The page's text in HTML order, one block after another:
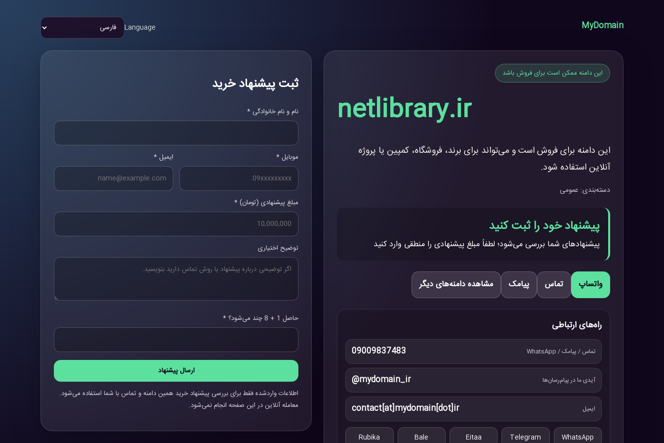
MyDomain
Language
این دامنه ممکن است برای فروش باشد
netlibrary.ir
این دامنه برای فروش است و می‌تواند برای برند، فروشگاه، کمپین یا پروژه
آنلاین استفاده شود.
دسته‌بندی: عمومی
پیشنهاد خود را ثبت کنید
پیشنهادهای شما بررسی می‌شود؛ لطفاً مبلغ پیشنهادی را منطقی وارد کنید
واتساپ تماس پیامک مشاهده دامنه‌های دیگر
راه‌های ارتباطی
تماس / پیامک / WhatsApp 09009837483
آیدی ما در پیام‌رسان‌ها @mydomain_ir
ایمیل contact[at]mydomain[dot]ir
WhatsApp
Telegram
Eitaa
Bale
Rubika
ثبت پیشنهاد خرید
نام و نام خانوادگی *
موبایل * ایمیل *
مبلغ پیشنهادی (تومان) *
توضیح اختیاری
حاصل 1 + 8 چند می‌شود؟ *
ارسال پیشنهاد
اطلاعات واردشده فقط برای بررسی پیشنهاد خرید همین دامنه و تماس با شما استفاده می‌شود.
معامله آنلاین در این صفحه انجام نمی‌شود.